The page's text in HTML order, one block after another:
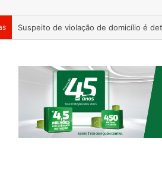
Suspeito de violação de domicílio é